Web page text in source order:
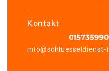
Kontakt
info@schluesseldienst-